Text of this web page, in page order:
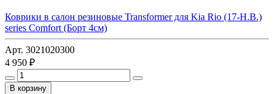
Коврики в салон резиновые Transformer для Kia Rio (17-Н.В.)
series Comfort (Борт 4см)
Арт. 3021020300
4 950 ₽
В корзину